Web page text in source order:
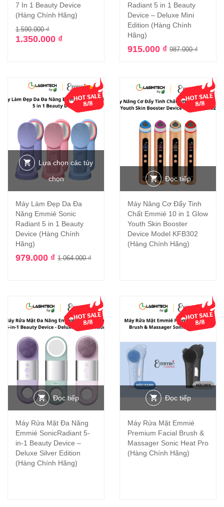
7 In 1 Beauty Device
(Hàng Chính Hãng)
1.590.000₫
1.350.000 ₫
Radiant 5 in 1 Beauty
Device – Deluxe Mini
Edition (Hàng Chính
Hãng)
987.000₫
915.000 ₫
-8%
Lựa chọn các tùy
chọn
Máy Làm Đẹp Da Đa
Năng Emmié Sonic
Radiant 5 in 1 Beauty
Device (Hàng Chính
Hãng)
1.064.000₫
979.000 ₫
Đọc tiếp
Máy Nâng Cơ Đẩy Tinh
Chất Emmié 10 in 1 Glow
Youth Skin Booster
Device Model KFB302
(Hàng Chính Hãng)
Đọc tiếp
Máy Rửa Mặt Đa Năng
Emmié SonicRadiant 5-
in-1 Beauty Device –
Deluxe Silver Edition
(Hàng Chính Hãng)
Đọc tiếp
Máy Rửa Mặt Emmié
Premium Facial Brush &
Massager Sonic Heat Pro
(Hàng Chính Hãng)